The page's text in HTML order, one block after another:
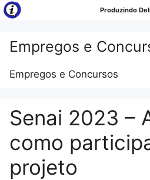
Pular
para
conteúdo
Produzindo
Empregos e
Empregos e Concursos
Senai 2023 –
como
projeto